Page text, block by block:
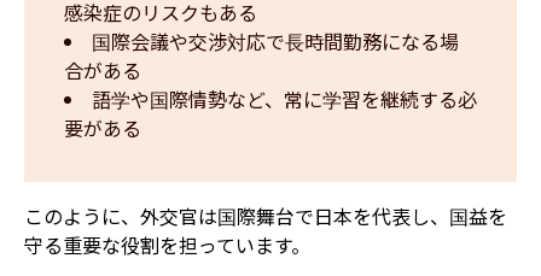
感染症のリスクもある
国際会議や交渉対応で長時間勤務になる場
合がある
語学や国際情勢など、常に学習を継続する必
要がある
このように、外交官は国際舞台で日本を代表し、国益を
守る重要な役割を担っています。